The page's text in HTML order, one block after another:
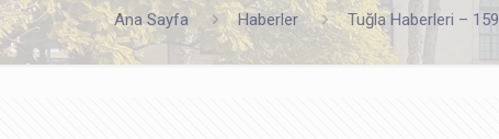
Ana Sayfa Haberler Tuğla Haberleri – 159